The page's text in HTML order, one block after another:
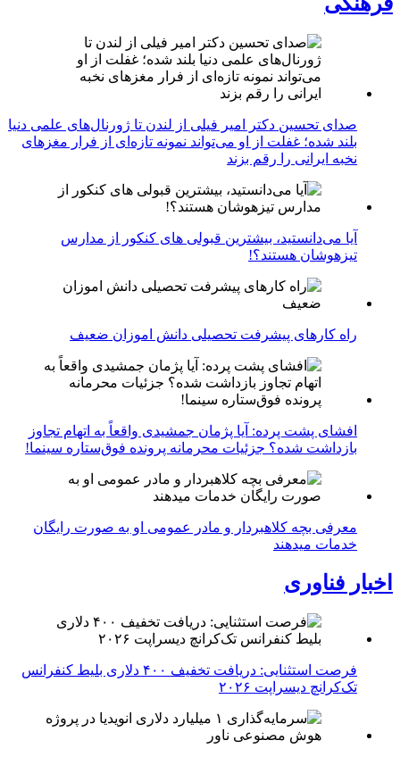
صدای تحسین دکتر امیر فیلی از لندن تا ژورنال‌های علمی دنیا
بلند شده؛ غفلت از او می‌تواند نمونه تازه‌ای از فرار مغزهای
نخبه ایرانی را رقم بزند
آیا می‌دانستید، بیشترین قبولی های کنکور از مدارس
تیزهوشان هستند؟!
راه کارهای پیشرفت تحصیلی دانش اموزان ضعیف
افشای پشت پرده: آیا پژمان جمشیدی واقعاً به اتهام تجاوز
بازداشت شده؟ جزئیات محرمانه پرونده فوق‌ستاره سینما!
معرفی بچه کلاهبردار و مادر عمومی او به صورت رایگان
خدمات میدهند
اخبار فناوری
فرصت استثنایی: دریافت تخفیف ۴۰۰ دلاری بلیط کنفرانس
تک‌کرانچ دیسراپت ۲۰۲۶